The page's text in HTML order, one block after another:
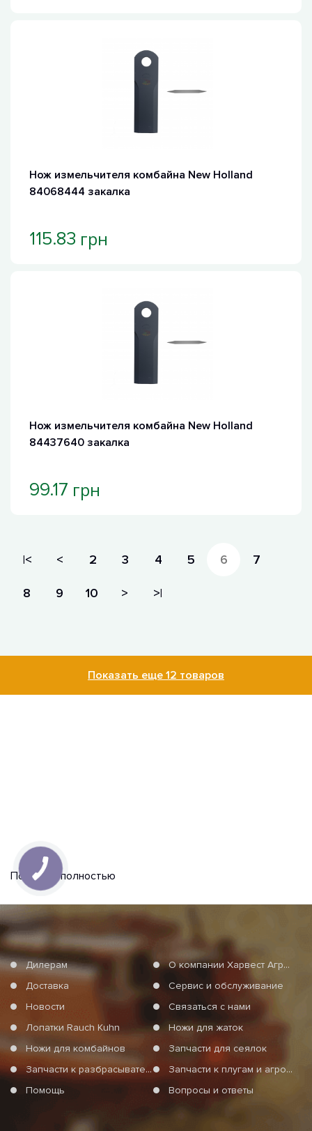
Нож измельчителя комбайна New Holland
84068444 закалка
115.83 грн
Нож измельчителя комбайна New Holland
84437640 закалка
99.17 грн
|< < 2 3 4 5 6 7
8 9 10 > >|
Показать еще 12 товаров
Показать полностью
Дилерам
О компании Харвест Агро Груп
Доставка
Сервис и обслуживание
Новости
Связаться с нами
Лопатки Rauch Kuhn
Ножи для жаток
Ножи для комбайнов
Запчасти для сеялок
Запчасти к разбрасывателям минеральных удобрений
Запчасти к плугам и агротехнике
Помощь
Вопросы и ответы